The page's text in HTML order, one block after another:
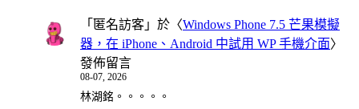
「 匿名訪客 」於〈Windows Phone 7.5 芒果模擬
器，在 iPhone、Android 中試用 WP 手機介面〉
發佈留言
08-07, 2026
林湖銘。。。。。